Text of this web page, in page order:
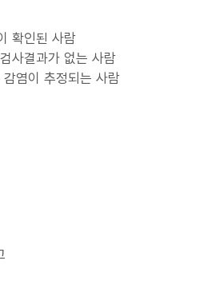
확인된 사람
사결과가 없는 사람
염이 추정되는 사람